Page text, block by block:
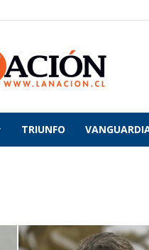
La
Nación
TRIUNFO